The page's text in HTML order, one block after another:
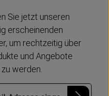
Sie jetzt unseren
erscheinenden
um rechtzeitig über
und Angebote
werden.